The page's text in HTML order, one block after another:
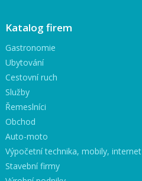
Katalog firem
Gastronomie
Ubytování
Cestovní ruch
Služby
Řemeslníci
Obchod
Auto-moto
Výpočetní technika, mobily, internet
Stavební firmy